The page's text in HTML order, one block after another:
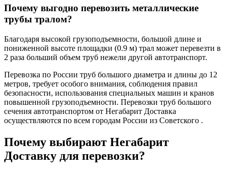
Почему выгодно перевозить металлические
трубы тралом?
Благодаря высокой грузоподъемности, большой длине и
пониженной высоте площадки (0.9 м) трал может перевезти в
2 раза больший объем труб нежели другой автотранспорт.
Перевозка по России труб большого диаметра и длины до 12
метров, требует особого внимания, соблюдения правил
безопасности, использования специальных машин и кранов
повышенной грузоподъемности. Перевозки труб большого
сечения автотранспортом от Негабарит Доставка
осуществляются по всем городам России из Советского .
Почему выбирают Негабарит
Доставку для перевозки?